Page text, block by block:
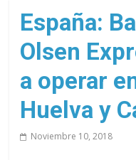
de
cruceros
en
solo
sitio
España:
Olsen
a operar
Huelva y
Noviembre 10, 2018